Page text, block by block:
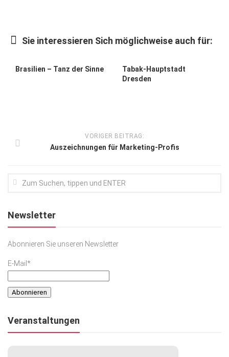
Lifestyle
Podcast
Sie interessieren Sich möglichweise auch für:
Brasilien – Tanz der Sinne
Tabak-Hauptstadt
Dresden
VORIGER BEITRAG:
Auszeichnungen für Marketing-Profis
Newsletter
Abonnieren Sie unseren Newsletter
E-Mail*
Veranstaltungen